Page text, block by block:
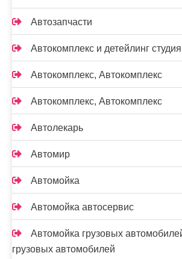
Автозапчасти
Автокомплекс и детейлинг
Автокомплекс, Автокомплекс
Автокомплекс, Автокомплекс
Автолекарь
Автомир
Автомойка
Автомойка автосервис
Автомойка грузовых
грузовых автомобилей